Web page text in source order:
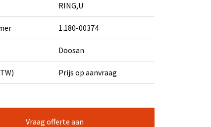
RING,U
1.180-00374
Doosan
Prijs op aanvraag
Vraag offerte aan